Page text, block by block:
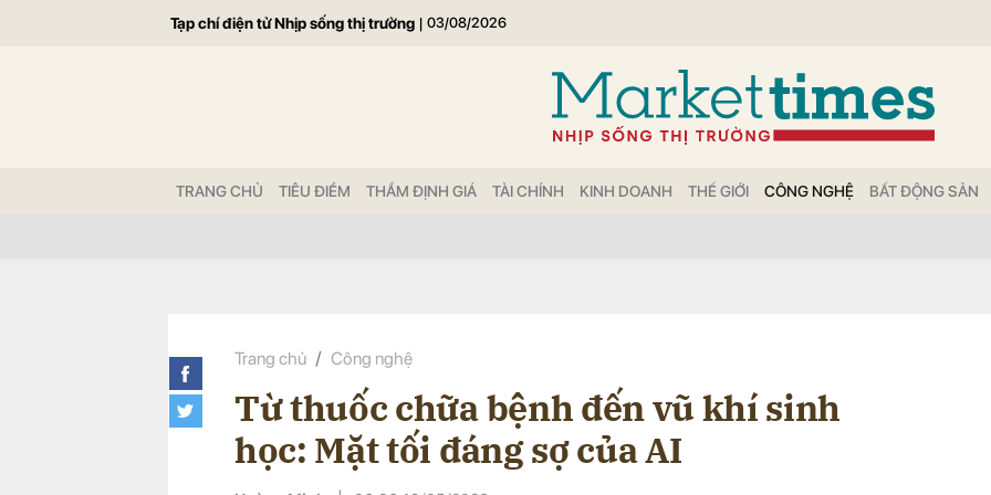
Tạp chí điện tử Nhịp sống thị trường | 03/08/2026
TRANG CHỦ TIÊU ĐIỂM THẨM ĐỊNH GIÁ TÀI CHÍNH KINH DOANH THẾ GIỚI CÔNG NGHỆ BẤT ĐỘNG SẢN
Trang chủ Công nghệ
Từ thuốc chữa bệnh đến vũ khí sinh
học: Mặt tối đáng sợ của AI
Gửi bình luận